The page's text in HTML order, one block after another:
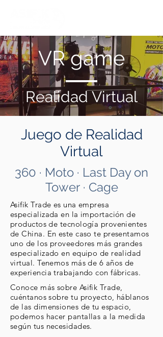
VR game
Realidad Virtual
Juego de Realidad
Virtual
360 · Moto · Last Day on
Tower · Cage
Asifik Trade es una empresa
especializada en la importación de
productos de tecnología provenientes
de China. En este caso te presentamos
uno de los proveedores más grandes
especializado en equipo de realidad
virtual. Tenemos más de 6 años de
experiencia trabajando con fábricas.
Conoce más sobre Asifik Trade,
cuéntanos sobre tu proyecto, háblanos
de las dimensiones de tu espacio,
podemos hacer pantallas a la medida
según tus necesidades.